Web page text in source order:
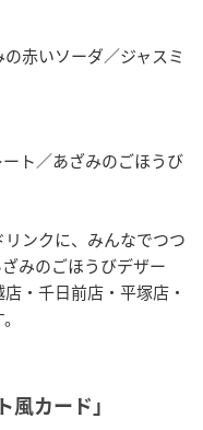
赤いソーダ／ジャスミ
ト／あざみのごほうび
ンクに、みんなでつつ
みのごほうびデザー
・千日前店・平塚店・
風カード」